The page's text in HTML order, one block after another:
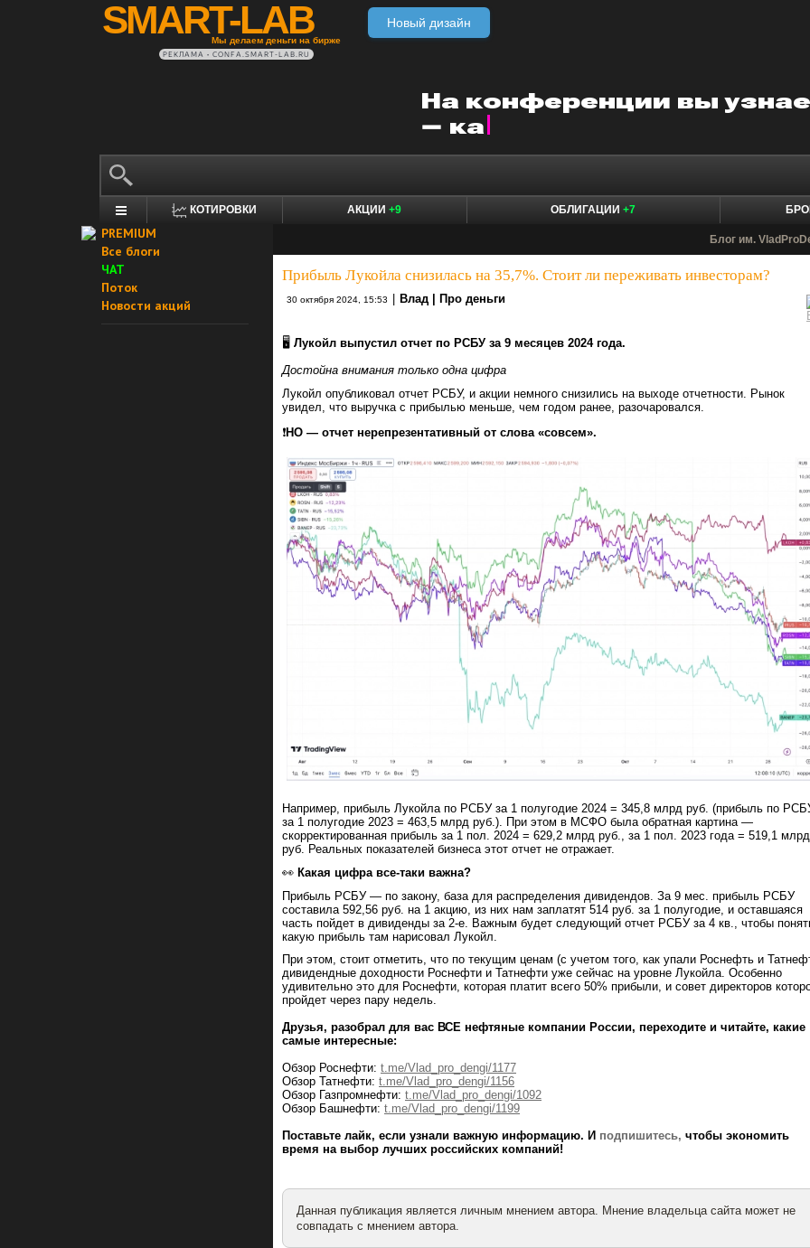
SMART-LAB
Мы делаем деньги на бирже
Новый дизайн
РЕКЛАМА • CONFA.SMART-LAB.RU
КОТИРОВКИ АКЦИИ +9 ОБЛИГАЦИИ +7
PREMIUM
Все блоги
ЧАТ
Поток
Новости акций
Блог им.
Прибыль Лукойла снизилась на 35,7%. Стоит ли переживать инвесторам?
30 октября 2024, 15:53 Влад | Про деньги
🖥 Лукойл выпустил отчет по РСБУ за 9 месяцев 2024 года.
Достойна внимания только одна цифра
Лукойл опубликовал отчет РСБУ, и акции немного снизились на выходе отчетности. Рынок
увидел, что выручка с прибылью меньше, чем годом ранее, разочаровался.
❗️НО — отчет нерепрезентативный от слова «совсем».
Например, прибыль Лукойла по РСБУ за 1 полугодие 2024 = 345,8 млрд руб. (прибыль по
за 1 полугодие 2023 = 463,5 млрд руб.). При этом в МСФО была обратная картина —
скорректированная прибыль за 1 пол. 2024 = 629,2 млрд руб., за 1 пол. 2023 года = 519,1 млрд
руб. Реальных показателей бизнеса этот отчет не отражает.
👀 Какая цифра все-таки важна?
Прибыль РСБУ — по закону, база для распределения дивидендов. За 9 мес. прибыль РСБУ
составила 592,56 руб. на 1 акцию, из них нам заплатят 514 руб. за 1 полугодие, и оставшаяся
часть пойдет в дивиденды за 2-е. Важным будет следующий отчет РСБУ за 4 кв., чтобы
какую прибыль там нарисовал Лукойл.
При этом, стоит отметить, что по текущим ценам (с учетом того, как упали Роснефть и
дивидендные доходности Роснефти и Татнефти уже сейчас на уровне Лукойла. Особенно
удивительно это для Роснефти, которая платит всего 50% прибыли, и совет директоров
пройдет через пару недель.
Друзья, разобрал для вас ВСЕ нефтяные компании России, переходите и читайте, какие
самые интересные:
Обзор Роснефти: t.me/Vlad_pro_dengi/1177
Обзор Татнефти: t.me/Vlad_pro_dengi/1156
Обзор Газпромнефти: t.me/Vlad_pro_dengi/1092
Обзор Башнефти: t.me/Vlad_pro_dengi/1199
Поставьте лайк, если узнали важную информацию. И подпишитесь, чтобы экономить
время на выбор лучших российских компаний!
Данная публикация является личным мнением автора. Мнение владельца сайта может не
совпадать с мнением автора.